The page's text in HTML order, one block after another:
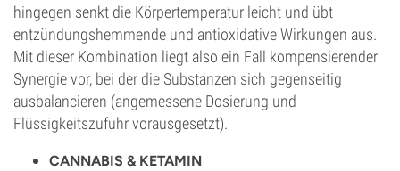
hingegen senkt die Körpertemperatur leicht und übt
entzündungshemmende und antioxidative Wirkungen aus.
Mit dieser Kombination liegt also ein Fall kompensierender
Synergie vor, bei der die Substanzen sich gegenseitig
ausbalancieren (angemessene Dosierung und
Flüssigkeitszufuhr vorausgesetzt).
CANNABIS & KETAMIN